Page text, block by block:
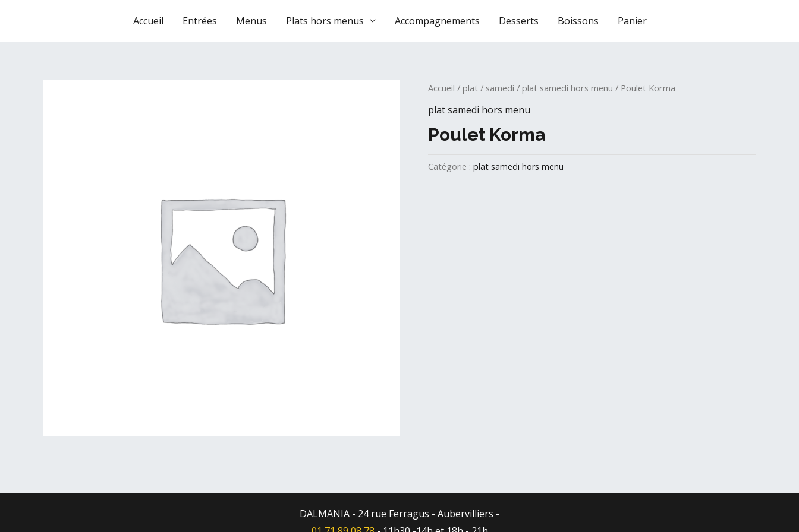
contenu
Accueil Entrées Menus Plats hors menus Accompagnements Desserts Boissons Panier
Accueil / plat / samedi / plat samedi hors menu / Poulet Korma
plat samedi hors menu
Poulet Korma
Catégorie : plat samedi hors menu
DALMANIA - 24 rue Ferragus - Aubervilliers -